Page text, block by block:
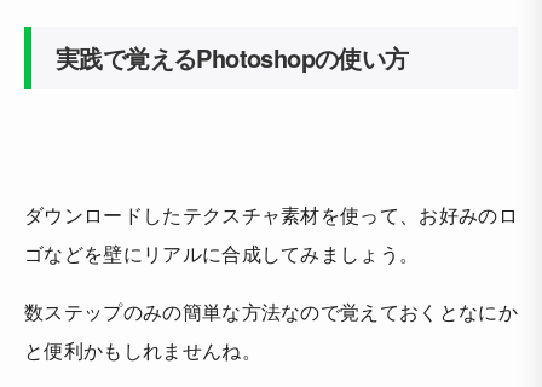
実践で覚えるPhotoshopの使い方
ダウンロードしたテクスチャ素材を使って、お好みのロ
ゴなどを壁にリアルに合成してみましょう。
数ステップのみの簡単な方法なので覚えておくとなにか
と便利かもしれませんね。